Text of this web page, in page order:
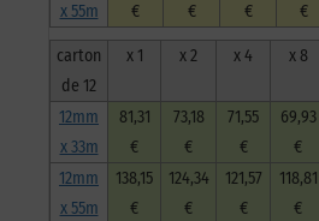
x 55m
€
€
€
€
carton
de 12
x 1 x 2 x 4 x 8
12mm
x 33m
81,31
€
73,18
€
71,55
€
69,93
€
12mm
x 55m
138,15
€
124,34
€
121,57
€
118,81
€